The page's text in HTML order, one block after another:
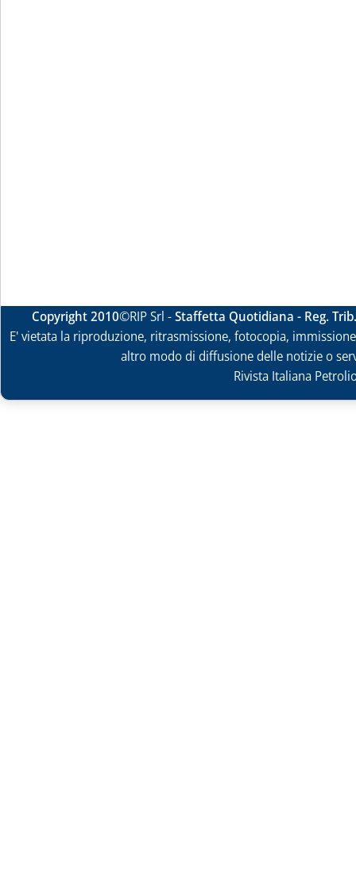
Copyright 2010©RIP Srl -Staffetta Quotidiana - Reg.
E' vietata la riproduzione, ritrasmissione, fotocopia,
altro modo di diffusione delle notizie o
Rivista Italiana